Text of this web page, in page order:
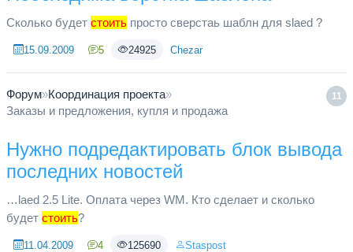
Сколько будет стоить просто сверстаь шаблн для slaed ?
15.09.2009 5 24925 Chezar
11
Форум»Координация проекта»
Заказы и предложения, купля и продажа
Нужно подредактировать блок вывода
последних новостей
…laed 2.5 Lite. Оплата через WM. Кто сделает и сколько
будет стоить?
11.04.2009 4 125690 Staspost